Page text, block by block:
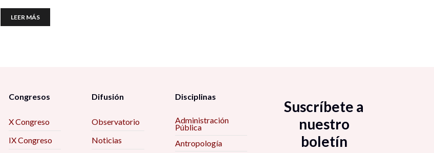
LEER MÁS
Congresos
X Congreso
IX Congreso
Difusión
Observatorio
Noticias
Disciplinas
Administración
Pública
Antropología
Suscríbete a
nuestro
boletín